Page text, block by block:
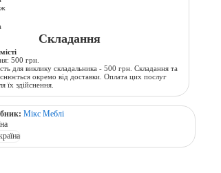
Складання
500 грн.
для виклику складальника - 500 грн. Складання та
окремо від доставки. Оплата цих послуг
їх здійснення.
Мікс Меблі